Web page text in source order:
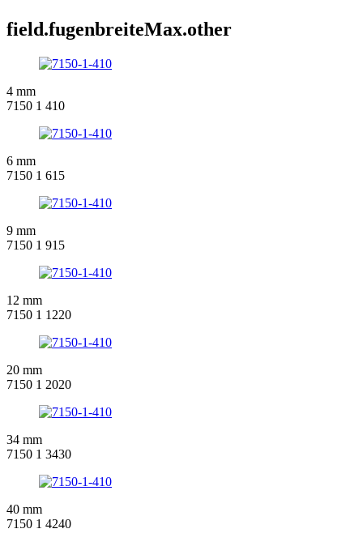
field.fugenbreiteMax.other
4 mm
7150 1 410
6 mm
7150 1 615
9 mm
7150 1 915
12 mm
7150 1 1220
20 mm
7150 1 2020
34 mm
7150 1 3430
40 mm
7150 1 4240